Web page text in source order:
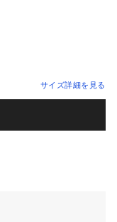
サイズ詳細を見る